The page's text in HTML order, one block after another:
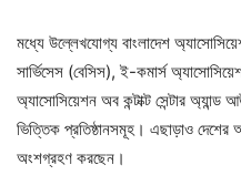
মধ্যে উল্লেখযোগ্য বাংলাদেশ
সার্ভিসেস (বেসিস), ই-কমার্স
অ্যাসোসিয়েশন অব কন্টাক্ট সেন্টার
ভিত্তিক প্রতিষ্ঠানসমূহ। এছাড়াও দেশের
অংশগ্রহণ করছেন।